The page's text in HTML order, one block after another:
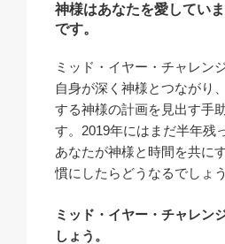
神様はあなたを愛してい
です。
ミッド・イヤー・チャレン
自身が深く神様とつながり
する神様の計画を見出す手
す。2019年にはまだ半年残
あなたが神様と時間を共に
慣にしたらどうなるでしょう
ミッド・イヤー・チャレン
しょう。